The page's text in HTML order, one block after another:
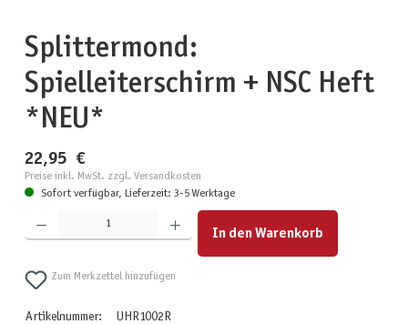
Splittermond:
Spielleiterschirm + NSC Heft
*NEU*
22,95 €
Preise inkl. MwSt. zzgl. Versandkosten
Sofort verfügbar, Lieferzeit: 3-5 Werktage
Produkt Anzahl: Gib den gewünschten Wert ein oder benutze die Schaltflächen um die Anzahl zu
In den Warenkorb
Zum Merkzettel hinzufügen
Artikelnummer:
UHR1002R